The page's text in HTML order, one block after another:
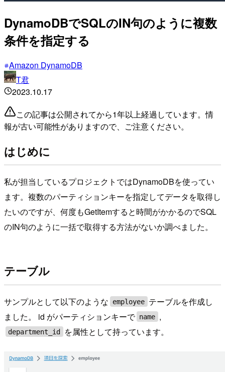
DynamoDBでSQLのIN句のように複数
条件を指定する
Amazon DynamoDB
T君
2023.10.17
この記事は公開されてから1年以上経過しています。情
報が古い可能性がありますので、ご注意ください。
はじめに
私が担当しているプロジェクトではDynamoDBを使ってい
ます。複数のパーティションキーを指定してデータを取得し
たいのですが、何度もGetItemすると時間がかかるのでSQL
のIN句のように一括で取得する方法がないか調べました。
テーブル
サンプルとして以下のような employee テーブルを作成し
ました。 id がパーティションキーで name ,
department_id を属性として持っています。